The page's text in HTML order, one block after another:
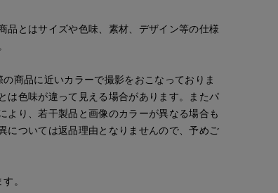
品とはサイズや色味、素材、デザイン等の仕様
商品に近いカラーで撮影をおこなっておりま
は色味が違って見える場合があります。またパ
より、若干製品と画像のカラーが異なる場合も
については返品理由となりませんので、予めご
。